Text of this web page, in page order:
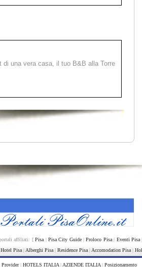
di una vera casa, il tuo B&B alla Torre
affiliati: [Pisa | Pisa City Guide|Proloco Pisa| Eventi Pisa
Hotel Pisa | Alberghi Pisa | Residence Pisa | Accomodation Pisa |
Provider| HOTELS ITALIA| AZIENDE ITALIA| Posizionamento